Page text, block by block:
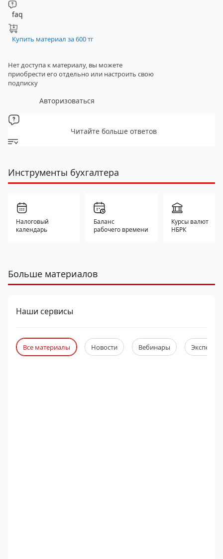
faq
Купить материал за 600 тг
Нет доступа к материалу, вы можете
приобрести его отдельно или настроить свою
подписку
Авторизоваться
Читайте больше ответов
Инструменты бухгалтера
Налоговый
календарь
Баланс
рабочего времени
Курсы валют
НБРК
Больше материалов
Наши сервисы
Все материалы Новости Вебинары